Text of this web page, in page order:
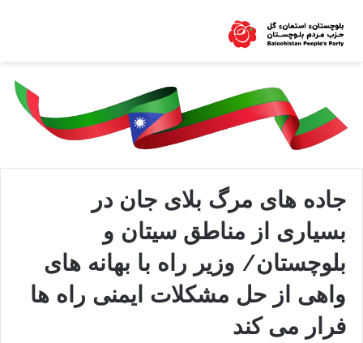
جاده های مرگ بلای جان در
بسیاری از مناطق سیتان و
بلوچستان/ وزير راه با بهانه های
واهی از حل مشكلات ايمنی راه ها
فرار می كند